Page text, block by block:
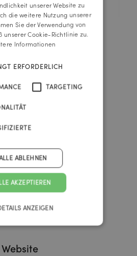
OÖ
unserer Website zu
die weitere Nutzung unserer
Sie der Verwendung von
unserer Cookie-Richtlinie zu.
Informationen
ERFORDERLICH
TARGETING
AKZEPTIEREN
ABLEHNEN
ANZEIGEN